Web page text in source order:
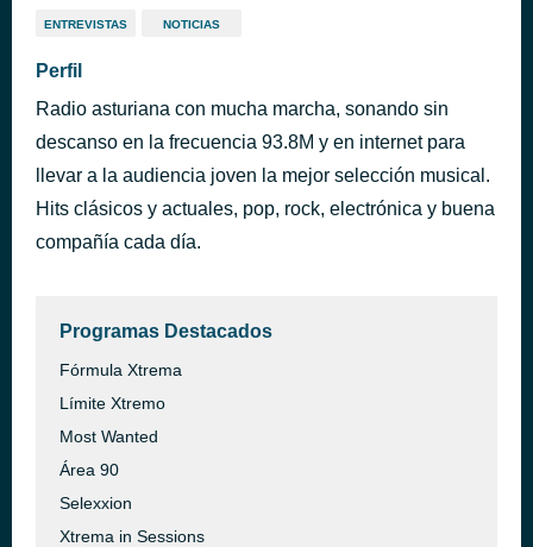
Ni tú ni nadie
Deja Vu
INNA, Bob Taylor
Sigo extrañándote
J. Balvin & Khalid
hace 42 minutos
ENTREVISTAS NOTICIAS
Perfil
Radio asturiana con mucha marcha, sonando sin
descanso en la frecuencia 93.8M y en internet para
llevar a la audiencia joven la mejor selección musical.
Hits clásicos y actuales, pop, rock, electrónica y buena
compañía cada día.
Programas Destacados
Fórmula Xtrema
Límite Xtremo
Most Wanted
Área 90
Selexxion
Xtrema in Sessions